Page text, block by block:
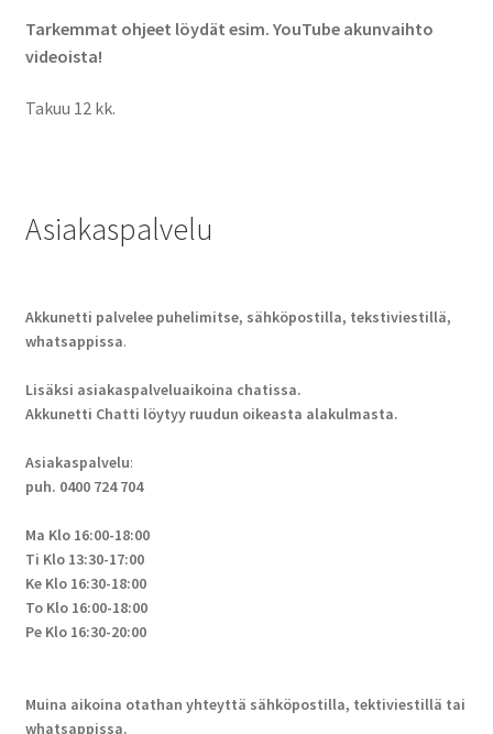
Tarkemmat ohjeet löydät esim. YouTube akunvaihto
videoista!
Takuu 12 kk.
Asiakaspalvelu
Akkunetti palvelee puhelimitse, sähköpostilla, tekstiviestillä,
whatsappissa.
Lisäksi asiakaspalveluaikoina chatissa.
Akkunetti Chatti löytyy ruudun oikeasta alakulmasta.
Asiakaspalvelu:
puh. 0400 724 704
Ma Klo 16:00-18:00
Ti Klo 13:30-17:00
Ke Klo 16:30-18:00
To Klo 16:00-18:00
Pe Klo 16:30-20:00
Muina aikoina otathan yhteyttä sähköpostilla, tektiviestillä tai
whatsappissa.